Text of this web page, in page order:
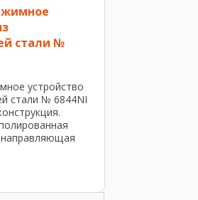
стали №
устройство
стали № 6844NI
Опорные
...